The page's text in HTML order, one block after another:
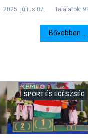
2025. július 07. Találatok:
Bővebben ...
SPORT ÉS EGÉSZSÉG